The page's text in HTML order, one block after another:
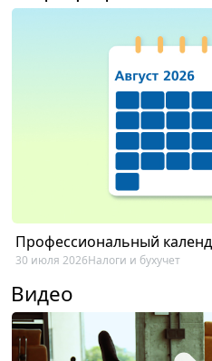
Профессиональный
30 июля 2026Налоги и бухучет
Видео